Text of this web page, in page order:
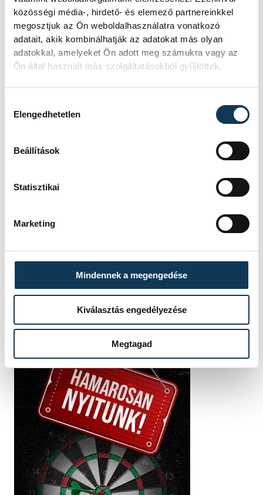
közösségi média-, hirdető- és elemező partnereinkkel
megosztjuk az Ön weboldalhasználatra vonatkozó
adatait, akik kombinálhatják az adatokat más olyan
adatokkal, amelyeket Ön adott meg számukra vagy az
Ön által használt más szolgáltatásokból gyűjtöttek.
Elengedhetetlen
Beállítások
Statisztikai
Marketing
Mindennek a megengedése
Kiválasztás engedélyezése
Megtagad
Szabó Levente és Jánosi Tamás egyaránt
hatszor, Tóth Noel ötször talált be.
Deményi Xavérnak nyolc, Erdei
Benedeknek hat védése volt.
sport kézilabda
Balatonfüredi KSE